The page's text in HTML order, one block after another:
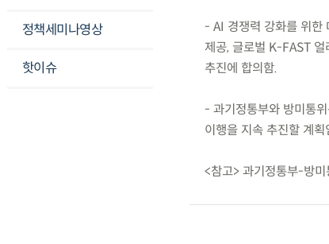
정책세미나영상
핫이슈
- AI 경쟁력 강화를 위한
제공, 글로벌 K-FAST
추진에 합의함.
- 과기정통부와 방미통
이행을 지속 추진할 계획
<참고> 과기정통부-방